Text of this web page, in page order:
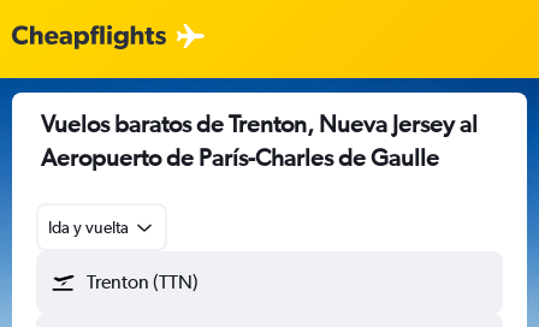
Vuelos baratos de Trenton, Nueva Jersey al
Aeropuerto de París-Charles de Gaulle
Ida y vuelta
Trenton (TTN)